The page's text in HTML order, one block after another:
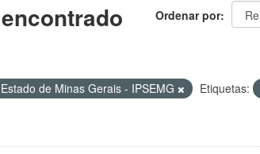
Ordenar por
de Minas Gerais - IPSEMG
Etiquetas: